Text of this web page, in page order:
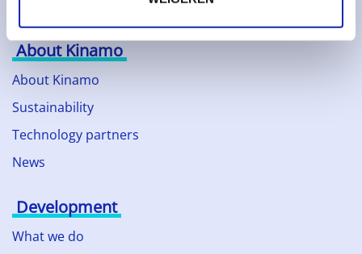
About Kinamo
About Kinamo
Sustainability
Technology partners
News
Development
What we do